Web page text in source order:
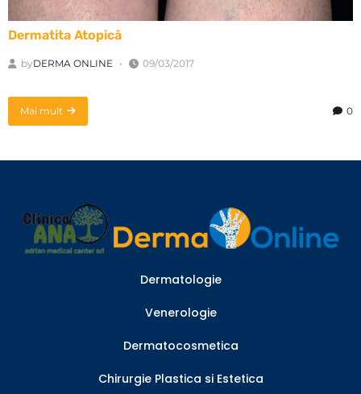
Dermatita Atopică
byDERMA ONLINE 09/03/2017
Mai mult 0
Dermatologie
Venerologie
Dermatocosmetica
Chirurgie Plastica si Estetica